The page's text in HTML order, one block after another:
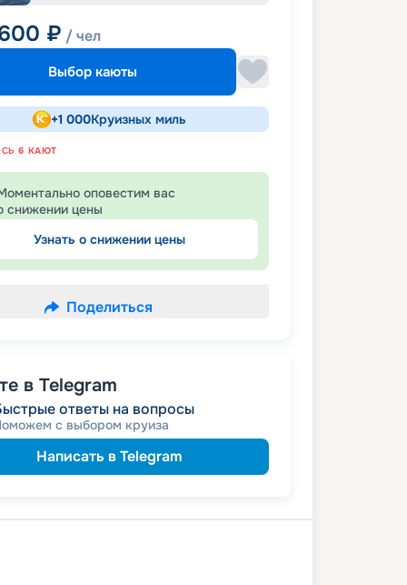
₽ / чел
Выбор каюты
+1 000Круизных миль
6 КАЮТ
оповестим вас
снижении цены
Узнать о снижении цены
Поделиться
в Telegram
ответы на вопросы
с выбором круиза
Написать в Telegram